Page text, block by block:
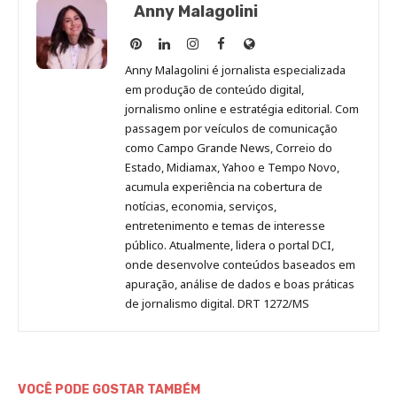
Anny Malagolini
Anny
Malagolini
no
Pinterest
Anny
Malagolini
no
LinkedIn
Anny
Malagolini
no
Instagram
Anny
Malagolini
no
Facebook
Site
de
Anny
Malagolini
Anny Malagolini é jornalista especializada
em produção de conteúdo digital,
jornalismo online e estratégia editorial. Com
passagem por veículos de comunicação
como Campo Grande News, Correio do
Estado, Midiamax, Yahoo e Tempo Novo,
acumula experiência na cobertura de
notícias, economia, serviços,
entretenimento e temas de interesse
público. Atualmente, lidera o portal DCI,
onde desenvolve conteúdos baseados em
apuração, análise de dados e boas práticas
de jornalismo digital. DRT 1272/MS
VOCÊ PODE GOSTAR TAMBÉM